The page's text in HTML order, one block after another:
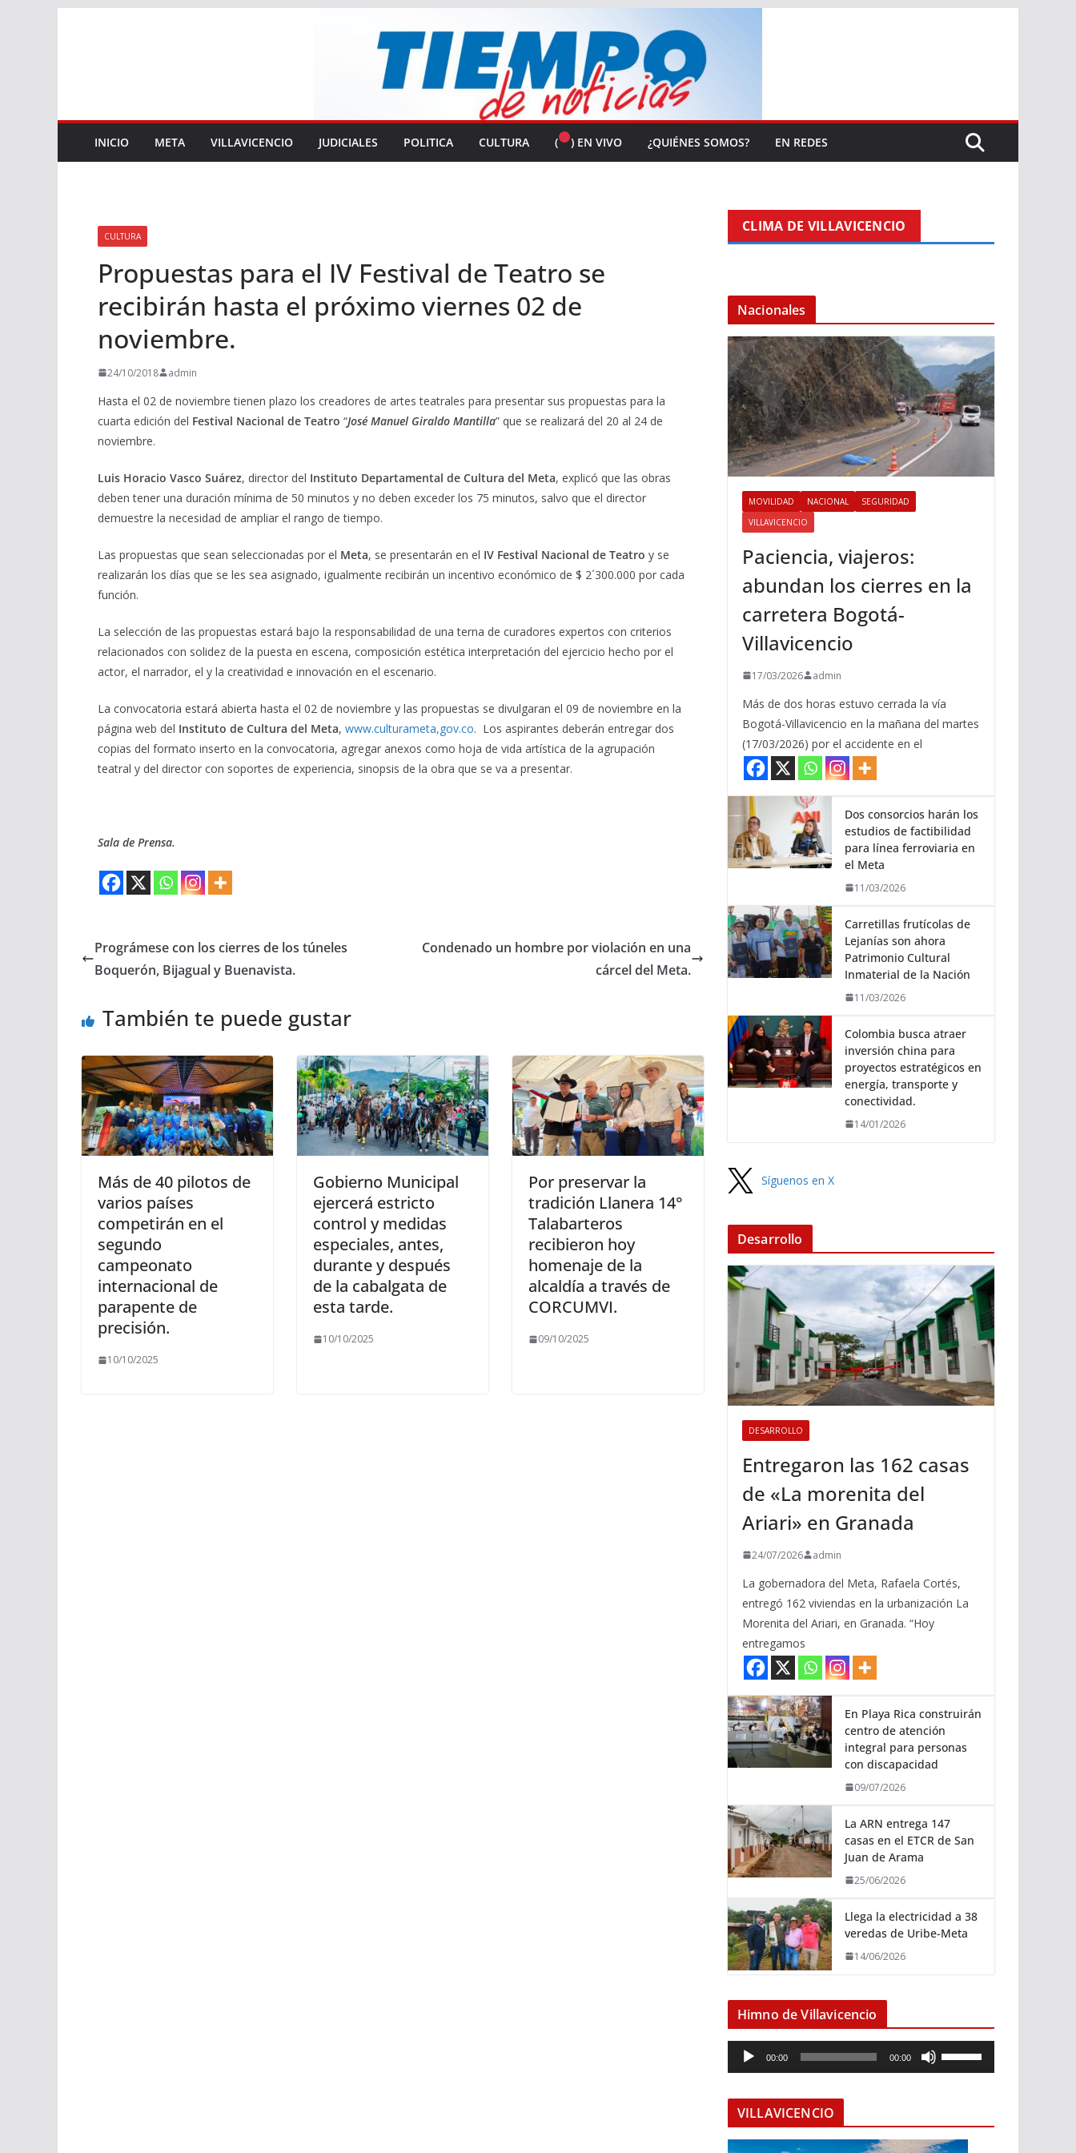
INICIO META VILLAVICENCIO JUDICIALES POLITICA CULTURA ( ) EN VIVO ¿QUIÉNES SOMOS? EN REDES
CULTURA
Propuestas para el IV Festival de Teatro se
recibirán hasta el próximo viernes 02 de
noviembre.
24/10/2018 admin
Hasta el 02 de noviembre tienen plazo los creadores de artes teatrales para presentar sus propuestas para la
cuarta edición del Festival Nacional de Teatro “José Manuel Giraldo Mantilla” que se realizará del 20 al 24 de
noviembre.
Luis Horacio Vasco Suárez, director del Instituto Departamental de Cultura del Meta, explicó que las obras
deben tener una duración mínima de 50 minutos y no deben exceder los 75 minutos, salvo que el director
demuestre la necesidad de ampliar el rango de tiempo.
Las propuestas que sean seleccionadas por el Meta, se presentarán en el IV Festival Nacional de Teatro y se
realizarán los días que se les sea asignado, igualmente recibirán un incentivo económico de $ 2´300.000 por cada
función.
La selección de las propuestas estará bajo la responsabilidad de una terna de curadores expertos con criterios
relacionados con solidez de la puesta en escena, composición estética interpretación del ejercicio hecho por el
actor, el narrador, el y la creatividad e innovación en el escenario.
La convocatoria estará abierta hasta el 02 de noviembre y las propuestas se divulgaran el 09 de noviembre en la
página web del Instituto de Cultura del Meta, www.culturameta,gov.co. Los aspirantes deberán entregar dos
copias del formato inserto en la convocatoria, agregar anexos como hoja de vida artística de la agrupación
teatral y del director con soportes de experiencia, sinopsis de la obra que se va a presentar.
Sala de Prensa.
Prográmese con los cierres de los túneles
Boquerón, Bijagual y Buenavista.
Condenado un hombre por violación en una
cárcel del Meta.
También te puede gustar
Más de 40 pilotos de
varios países
competirán en el
segundo
campeonato
internacional de
parapente de
precisión.
10/10/2025
Gobierno Municipal
ejercerá estricto
control y medidas
especiales, antes,
durante y después
de la cabalgata de
esta tarde.
10/10/2025
Por preservar la
tradición Llanera 14°
Talabarteros
recibieron hoy
homenaje de la
alcaldía a través de
CORCUMVI.
09/10/2025
CLIMA DE VILLAVICENCIO
Nacionales
MOVILIDAD NACIONAL
SEGURIDAD
VILLAVICENCIO
Paciencia, viajeros:
abundan los cierres en la
carretera Bogotá-
Villavicencio
17/03/2026 admin
Más de dos horas estuvo cerrada la vía
Bogotá-Villavicencio en la mañana del martes
(17/03/2026) por el accidente en el
Dos consorcios harán los
estudios de factibilidad
para línea ferroviaria en
el Meta
11/03/2026
Carretillas frutícolas de
Lejanías son ahora
Patrimonio Cultural
Inmaterial de la Nación
11/03/2026
Colombia busca atraer
inversión china para
proyectos estratégicos en
energía, transporte y
conectividad.
14/01/2026
Síguenos en X
Desarrollo
DESARROLLO
Entregaron las 162 casas
de «La morenita del
Ariari» en Granada
24/07/2026 admin
La gobernadora del Meta, Rafaela Cortés,
entregó 162 viviendas en la urbanización La
Morenita del Ariari, en Granada. “Hoy
entregamos
En Playa Rica construirán
centro de atención
integral para personas
con discapacidad
09/07/2026
La ARN entrega 147
casas en el ETCR de San
Juan de Arama
25/06/2026
Llega la electricidad a 38
veredas de Uribe-Meta
14/06/2026
Himno de Villavicencio
e
o
00:00 00:00
i
z
VILLAVICENCIO